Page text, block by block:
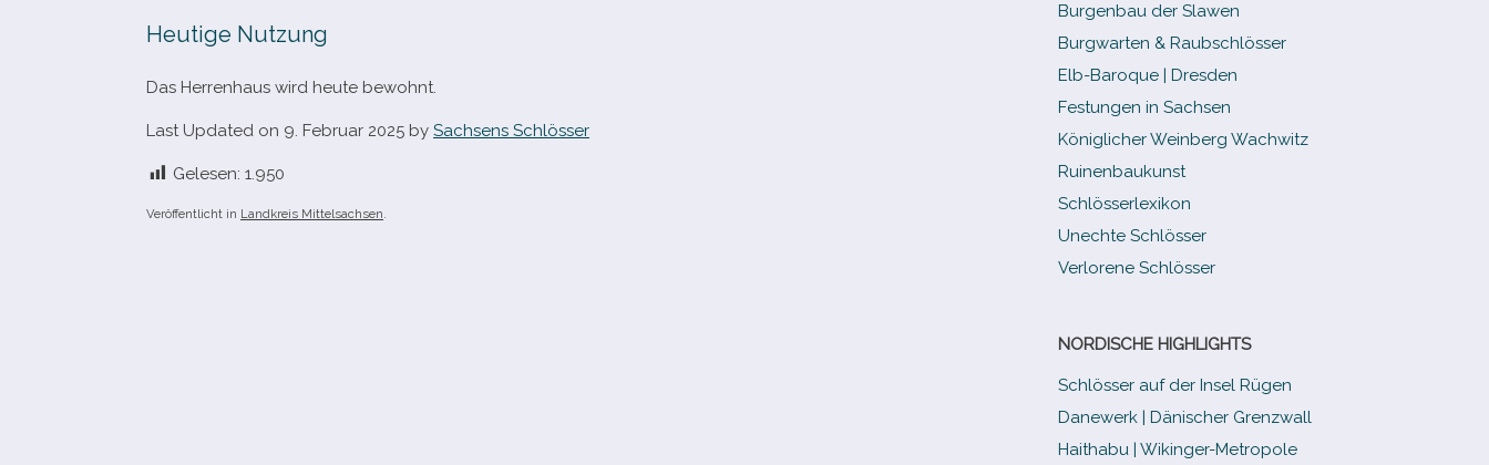
Heutige Nutzung
Das Herrenhaus wird heute bewohnt.
Last Updated on 9. Februar 2025 by Sachsens Schlösser
Gelesen: 1.950
Veröffentlicht in Landkreis Mittelsachsen
Burgenbau der Slawen
Burgwarten & Raubschlösser
Elb-​Baroque | Dresden
Festungen in Sachsen
Königlicher Weinberg Wachwitz
Ruinenbaukunst
Schlösserlexikon
Unechte Schlösser
Verlorene Schlösser
NORDISCHE HIGHLIGHTS
Schlösser auf der Insel Rügen
Danewerk | Dänischer Grenzwall
Haithabu | Wikinger-Metropole